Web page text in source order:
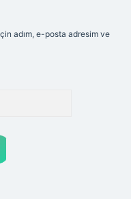
adım, e-posta adresim ve